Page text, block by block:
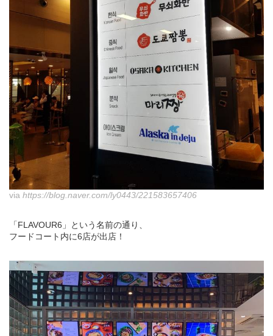
via https://blog.naver.com/ly0443/221583657406
「FLAVOUR6」という名前の通り、
フードコート内に6店が出店！